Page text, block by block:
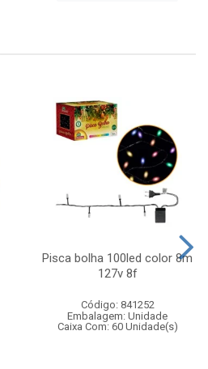
Pisca bolha 100led color 8m
127v 8f
Código: 841252
Embalagem: Unidade
Caixa Com: 60 Unidade(s)